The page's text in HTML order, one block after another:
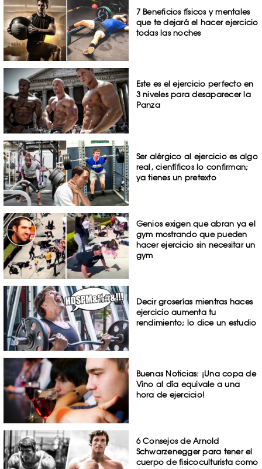
7 Beneficios físicos y mentales
que te dejará el hacer ejercicio
todas las noches
Este es el ejercicio perfecto en
3 niveles para desaparecer la
Panza
Ser alérgico al ejercicio es algo
real, científicos lo confirman;
ya tienes un pretexto
Genios exigen que abran ya el
gym mostrando que pueden
hacer ejercicio sin necesitar un
gym
Decir groserías mientras haces
ejercicio aumenta tu
rendimiento; lo dice un estudio
Buenas Noticias: ¡Una copa de
Vino al día equivale a una
hora de ejercicio!
6 Consejos de Arnold
Schwarzenegger para tener el
cuerpo de fisicoculturista como